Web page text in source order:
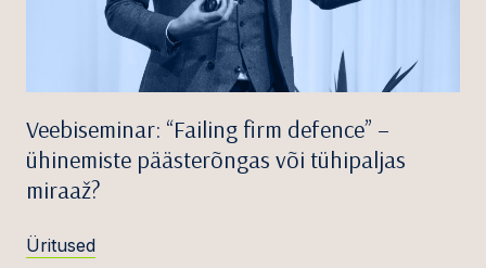
Veebiseminar: “Failing firm defence” –
ühinemiste päästerõngas või tühipaljas
miraaž?
Üritused